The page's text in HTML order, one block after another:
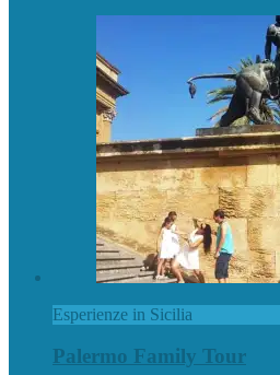
Esperienze in Sicilia
Palermo Family Tour